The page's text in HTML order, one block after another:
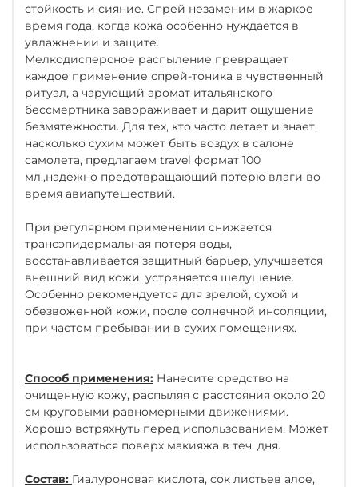
стойкость и сияние. Спрей незаменим в жаркое
время года, когда кожа особенно нуждается в
увлажнении и защите.
Мелкодисперсное распыление превращает
каждое применение спрей-тоника в чувственный
ритуал, а чарующий аромат итальянского
бессмертника завораживает и дарит ощущение
безмятежности. Для тех, кто часто летает и знает,
насколько сухим может быть воздух в салоне
самолета, предлагаем travel формат 100
мл.,надежно предотвращающий потерю влаги во
время авиапутешествий.
При регулярном применении снижается
трансэпидермальная потеря воды,
восстанавливается защитный барьер, улучшается
внешний вид кожи, устраняется шелушение.
Особенно рекомендуется для зрелой, сухой и
обезвоженной кожи, после солнечной инсоляции,
при частом пребывании в сухих помещениях.
Способ применения: Нанесите средство на
очищенную кожу, распыляя с расстояния около 20
см круговыми равномерными движениями.
Хорошо встряхнуть перед использованием. Может
использоваться поверх макияжа в теч. дня.
Состав: Гиалуроновая кислота, cок листьев алое,